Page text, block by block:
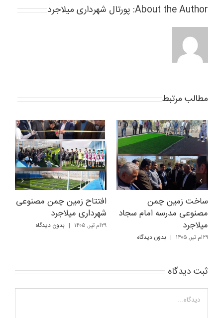
About the Author: پورتال شهرداری میلاجرد
مطالب مرتبط
ساخت زمین چمن
مصنوعی مدرسه امام سجاد
میلاجرد
۲۹ام تیر, ۱۴۰۵ | بدون ديدگاه
افتتاح زمین چمن مصنوعی
شهرداری میلاجرد
۲۹ام تیر, ۱۴۰۵ | بدون ديدگاه
ثبت ديدگاه